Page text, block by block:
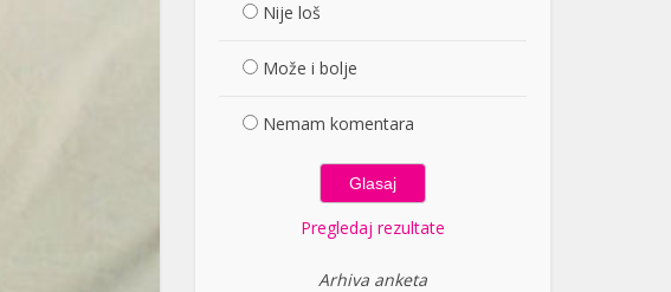
Nije loš
Može i bolje
Nemam komentara
Pregledaj rezultate
Arhiva anketa